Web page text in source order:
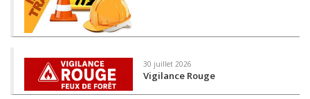
30 juillet 2026
Vigilance Rouge